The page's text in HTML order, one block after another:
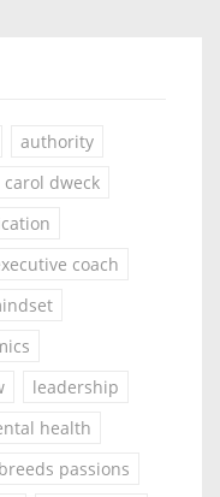
authority
carol dweck
coach
leadership
health
passions